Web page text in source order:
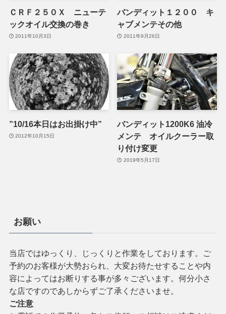
ＣＲＦ２５０Ｘ ニューテ
ックオイル交換の巻き
2011年10月3日
バンディット１２００ キ
ャブメンテその他
2011年9月26日
”10/16本日はお出掛け中”
2012年10月15日
バンディット1200K6 油冷
メンテ オイルクーラー取
り付け変更
2019年5月17日
お願い
当店ではゆっくり、じっくりと作業をしております。ご
予約のお客様が大勢おられ、大変お待たせすることや内
容によってはお断りする事が多々ございます。何分小さ
な店ですのであしからずご了承くださいませ。
ご注意